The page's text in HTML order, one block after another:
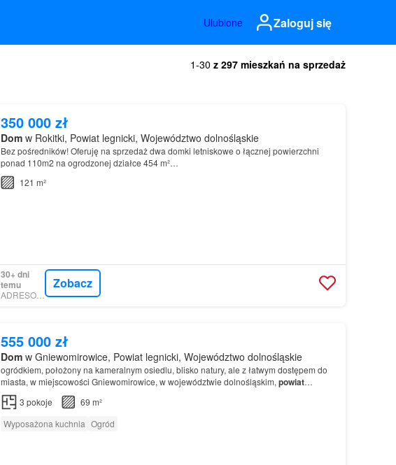
Ulubione Zaloguj się
1-30 z 297 mieszkań na sprzedaż
350 000 zł
Domw Rokitki, Powiat legnicki, Województwo dolnośląskie
Bez pośredników! Oferuję na sprzedaż dwa domki letniskowe o łącznej powierzchni
ponad 110m2 na ogrodzonej działce 454 m²…
121 m²
30+ dni
temu
ADRESOWO
Zobacz
555 000 zł
Domw Gniewomirowice, Powiat legnicki, Województwo dolnośląskie
ogródkiem, położony na kameralnym osiedlu, blisko natury, ale z łatwym dostępem do
miasta, w miejscowości Gniewomirowice, w województwie dolnośląskim, powiat
legnicki
, gmina Miłkowice.
3 pokoje
69 m²
Wyposażona kuchnia Ogród